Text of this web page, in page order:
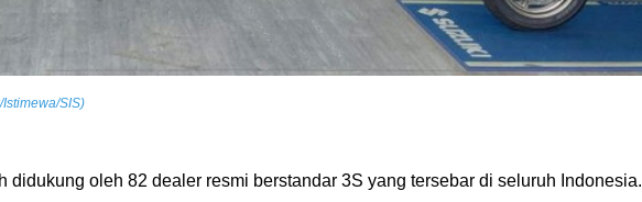
SIS)
didukung oleh 82 dealer resmi berstandar 3S yang tersebar di seluruh Indonesia.